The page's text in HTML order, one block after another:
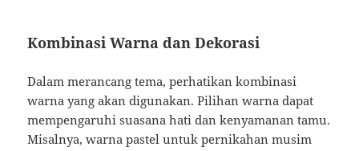
Kombinasi Warna dan Dekorasi
Dalam merancang tema, perhatikan kombinasi
warna yang akan digunakan. Pilihan warna dapat
mempengaruhi suasana hati dan kenyamanan tamu.
Misalnya, warna pastel untuk pernikahan musim